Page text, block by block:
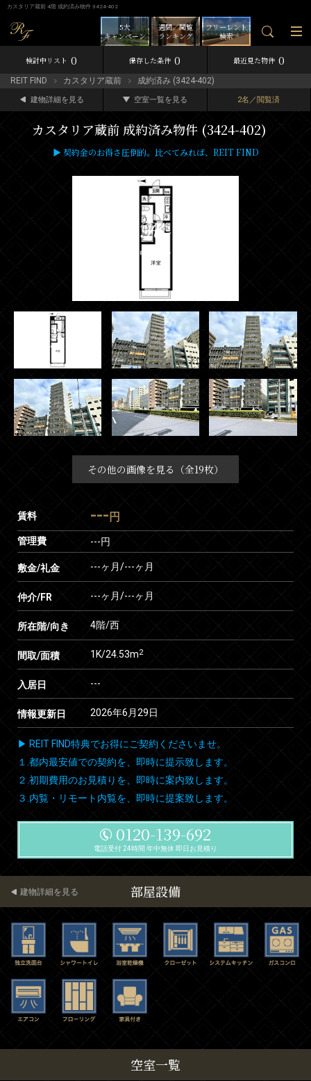
カスタリア蔵前 4階 成約済み物件 3424-402
フリーレント
検索
週間／閲覧
ランキング
5大
キャンペーン
検討中リスト 0 保存した条件 0 最近見た物件 0
REIT FIND カスタリア蔵前 成約済み (3424-402)
建物詳細を見る 空室一覧を見る 2名／閲覧済
カスタリア蔵前 成約済み物件 (3424-402)
▶ 契約金のお得さ圧倒的。比べてみれば、REIT FIND
その他の画像を見る（全19枚）
賃料 --- 円
管理費 ---円
敷金/礼金 ---ヶ月/---ヶ月
仲介/FR ---ヶ月/---ヶ月
所在階/向き 4階/西
間取/面積 1K/24.53m2
入居日 ---
情報更新日 2026年6月29日
▶ REIT FIND特典でお得にご契約くださいませ。
１.都内最安値での契約を、即時に提示致します。
２.初期費用のお見積りを、即時に案内致します。
３.内覧・リモート内覧を、即時に提案致します。
0120-139-692
電話受付 24時間 年中無休 即日お見積り
部屋設備
建物詳細を見る
空室一覧